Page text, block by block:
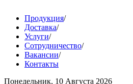
Продукция/
Доставка/
Услуги/
Сотрудничество/
Вакансии/
Контакты
Понедельник, 10 Августа 2026